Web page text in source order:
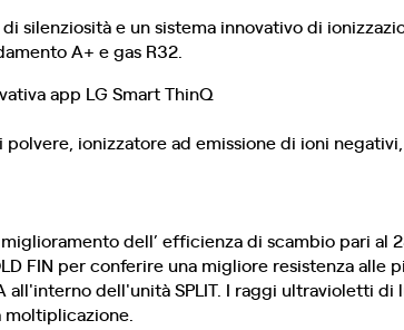
silenziosità e un sistema innovativo di
A+ e gas R32.
app LG Smart ThinQ
ionizzatore ad emissione di ioni
dell’ efficienza di scambio pari al
FIN per conferire una migliore resistenza alle
all'interno dell'unità SPLIT. I raggi ultravioletti